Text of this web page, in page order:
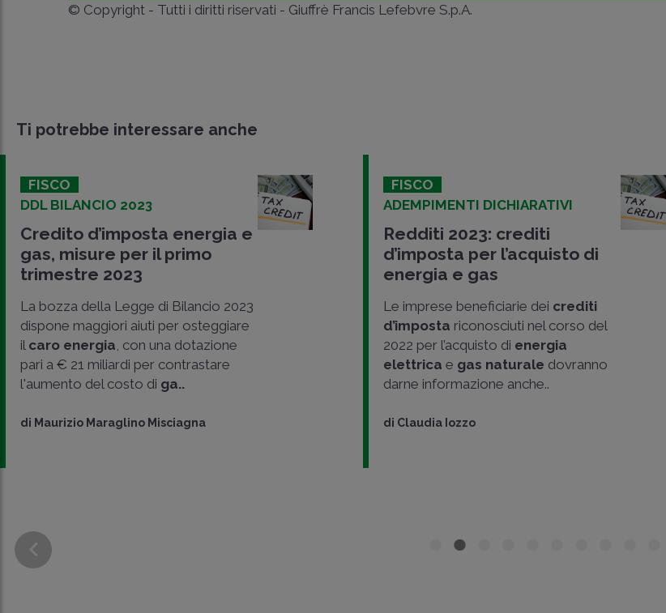
© Copyright - Tutti i diritti riservati - Giuffrè Francis Lefebvre S.p.A.
Ti potrebbe interessare anche
FISCO
DDL BILANCIO 2023
Credito d’imposta energia e
gas, misure per il primo
trimestre 2023
La bozza della Legge di Bilancio 2023
dispone maggiori aiuti per osteggiare
il caro energia , con una dotazione
pari a € 21 miliardi per contrastare
l'aumento del costo di ga..
di Maurizio Maraglino Misciagna
FISCO
ADEMPIMENTI DICHIARATIVI
Redditi 2023: crediti
d’imposta per l’acquisto di
energia e gas
Le imprese beneficiarie dei crediti
d’imposta riconosciuti nel corso del
2022 per l’acquisto di energia
elettrica e gas naturale dovranno
darne informazione anche..
di Claudia Iozzo